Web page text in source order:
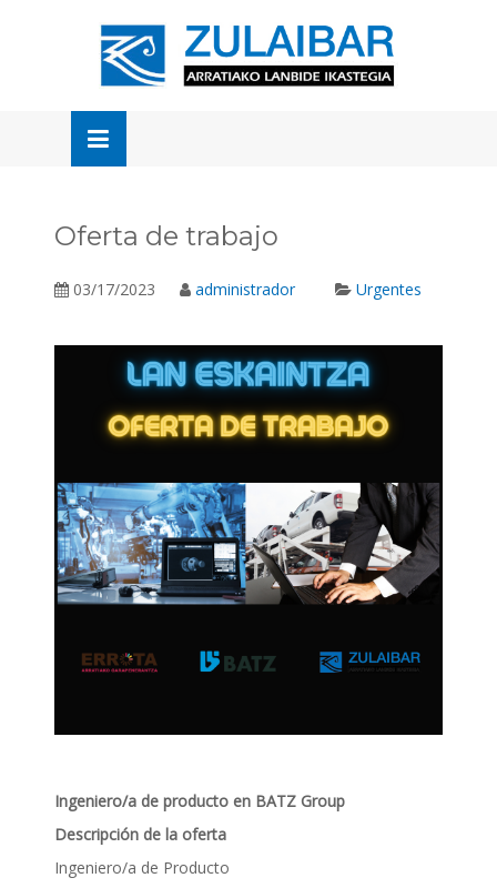
Oferta de trabajo
03/17/2023 administrador Urgentes
Ingeniero/a de producto en BATZ Group
Descripción de la oferta
Ingeniero/a de Producto